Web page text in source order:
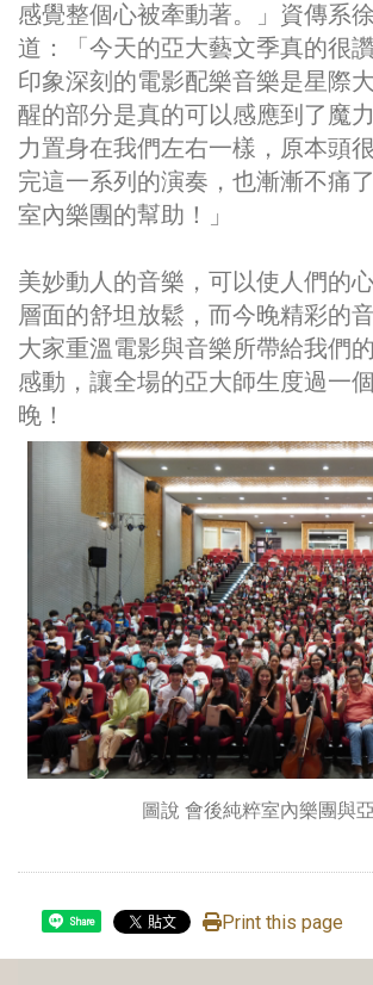
感覺整個心被牽動著。」資傳系
道：「今天的亞大藝文季真的很
印象深刻的電影配樂音樂是星際
醒的部分是真的可以感應到了魔
力置身在我們左右一樣，原本頭
完這一系列的演奏，也漸漸不痛
室內樂團的幫助！」
美妙動人的音樂，可以使人們的
層面的舒坦放鬆，而今晚精彩的
大家重溫電影與音樂所帶給我們
感動，讓全場的亞大師生度過一
晚！
圖說 會後純粹室內樂團與
Share Print this page